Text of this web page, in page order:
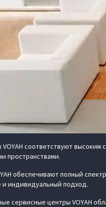
VOYAH соответствуют
пространствами.
обеспечивают полный
индивидуальный подход.
сервисные центры VOYAH